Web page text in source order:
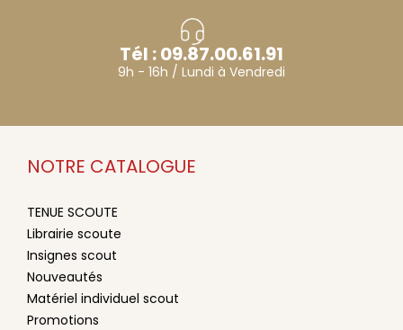
Tél : 09.87.00.61.91
9h - 16h / Lundi à Vendredi
NOTRE CATALOGUE
TENUE SCOUTE
Librairie scoute
Insignes scout
Nouveautés
Matériel individuel scout
Promotions